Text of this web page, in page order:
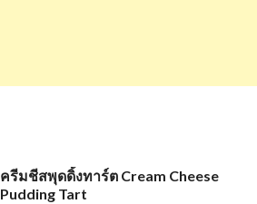
ครีมชีสพุดดิ้งทาร์ต Cream Cheese
Pudding Tart